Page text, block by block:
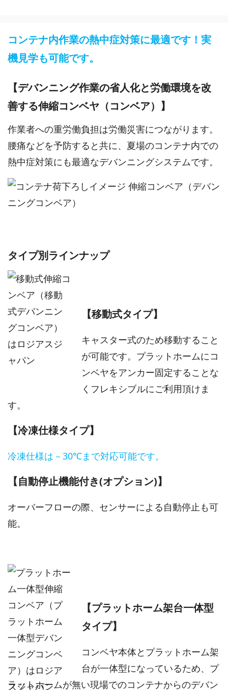
コンテナ内作業の熱中症対策に最適です！実
機見学も可能です。
【デバンニング作業の省人化と労働環境を改
善する伸縮コンベヤ（コンベア）】
作業者への重労働負担は労働災害につながります。
腰痛などを予防すると共に、夏場のコンテナ内での
熱中症対策にも最適なデバンニングシステムです。
タイプ別ラインナップ
【移動式タイプ】
キャスター式のため移動すること
が可能です。プラットホームにコ
ンベヤをアンカー固定することな
くフレキシブルにご利用頂けま
す。
【冷凍仕様タイプ】
冷凍仕様は－30℃まで対応可能です。
【自動停止機能付き(オプション)】
オーバーフローの際、センサーによる自動停止も可
能。
【プラットホーム架台一体型
タイプ】
コンベヤ本体とプラットホーム架
台が一体型になっているため、プ
ラットホームが無い現場でのコンテナからのデバン